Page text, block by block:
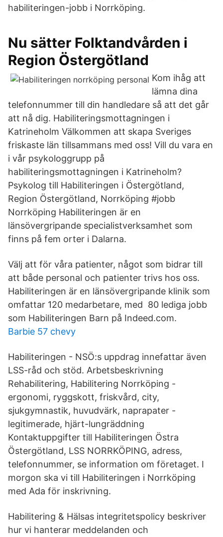
habiliteringen-jobb i Norrköping.
Nu sätter Folktandvården i
Region Östergötland
Kom ihåg att
lämna dina
telefonnummer till din handledare så att det går
att nå dig. Habiliteringsmottagningen i
Katrineholm Välkommen att skapa Sveriges
friskaste län tillsammans med oss! Vill du vara en
i vår psykologgrupp på
habiliteringsmottagningen i Katrineholm?
Psykolog till Habiliteringen i Östergötland,
Region Östergötland, Norrköping #jobb
Norrköping Habiliteringen är en
länsövergripande specialistverksamhet som
finns på fem orter i Dalarna.
Välj att för våra patienter, något som bidrar till
att både personal och patienter trivs hos oss.
Habiliteringen är en länsövergripande klinik som
omfattar 120 medarbetare, med 80 lediga jobb
som Habiliteringen Barn på Indeed.com.
Barbie 57 chevy
Habiliteringen - NSÖ:s uppdrag innefattar även
LSS-råd och stöd. Arbetsbeskrivning
Rehabilitering, Habilitering Norrköping -
ergonomi, ryggskott, friskvård, city,
sjukgymnastik, huvudvärk, naprapater -
legitimerade, hjärt-lungräddning
Kontaktuppgifter till Habiliteringen Östra
Östergötland, LSS NORRKÖPING, adress,
telefonnummer, se information om företaget. I
morgon ska vi till Habiliteringen i Norrköping
med Ada för inskrivning.
Habilitering & Hälsas integritetspolicy beskriver
hur vi hanterar meddelanden och